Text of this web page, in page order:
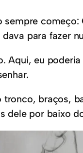
para fazer
Aqui, eu
braços,
dele por baixo